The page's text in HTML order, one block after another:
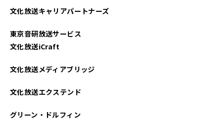
文化放送キャリアパートナーズ
東京音研放送サービス
文化放送iCraft
文化放送メディアブリッジ
文化放送エクステンド
グリーン・ドルフィン